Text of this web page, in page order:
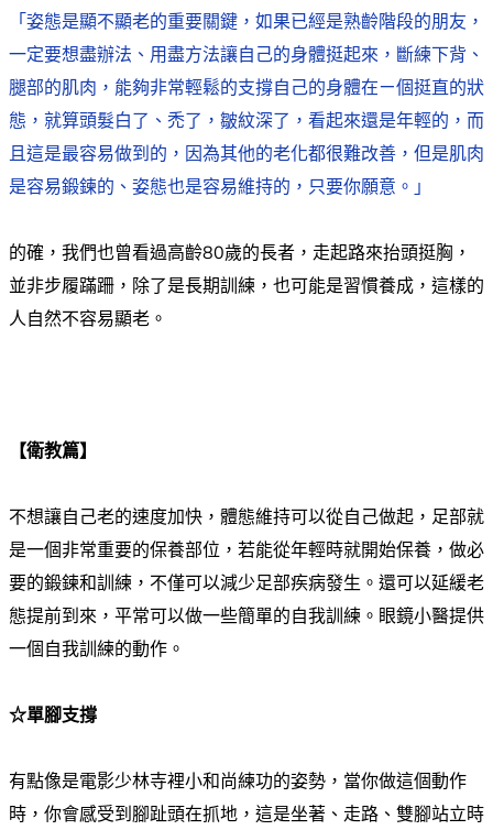
「姿態是顯不顯老的重要關鍵，如果已經是熟齡階段的朋友，
一定要想盡辦法、用盡方法讓自己的身體挺起來，斷練下背、
腿部的肌肉，能夠非常輕鬆的支撐自己的身體在ㄧ個挺直的狀
態，就算頭髮白了、禿了，皺紋深了，看起來還是年輕的，而
且這是最容易做到的，因為其他的老化都很難改善，但是肌肉
是容易鍛鍊的、姿態也是容易維持的，只要你願意。」
的確，我們也曾看過高齡80歲的長者，走起路來抬頭挺胸，
並非步履蹣跚，除了是長期訓練，也可能是習慣養成，這樣的
人自然不容易顯老。
【衛教篇】
不想讓自己老的速度加快，體態維持可以從自己做起，足部就
是一個非常重要的保養部位，若能從年輕時就開始保養，做必
要的鍛鍊和訓練，不僅可以減少足部疾病發生。還可以延緩老
態提前到來，平常可以做一些簡單的自我訓練。眼鏡小醫提供
一個自我訓練的動作。
☆單腳支撐
有點像是電影少林寺裡小和尚練功的姿勢，當你做這個動作
時，你會感受到腳趾頭在抓地，這是坐著、走路、雙腳站立時